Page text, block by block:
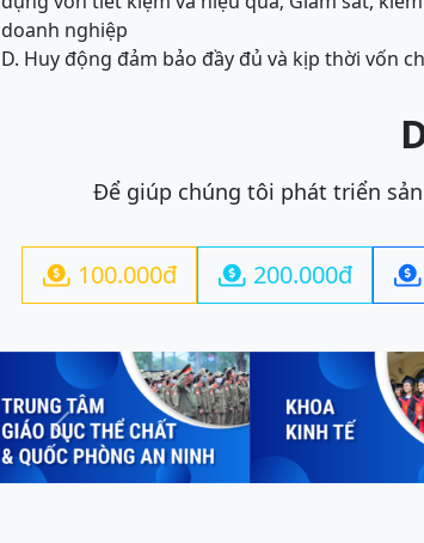
doanh nghiệp
D. Huy động đảm bảo đầy đủ và kịp thời vốn
Để giúp chúng tôi phát triển
 100.000đ  200.000đ 
Previous